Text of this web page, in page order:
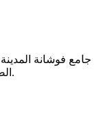
جامع فوشانة
الصلوات الخمس والجمعة، ويخدم سكان المنطقة.